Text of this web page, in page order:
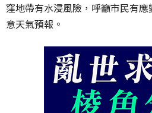
窪地帶有水浸風險，呼籲市民有
意天氣預報。